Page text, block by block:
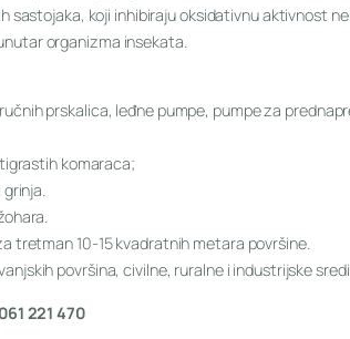
sastojaka, koji inhibiraju oksidativnu aktivnost
organizma insekata.
prskalica, leđne pumpe, pumpe za
komaraca;
grinja.
tretman 10-15 kvadratnih metara površine.
površina, civilne, ruralne i industrijske
061 221 470